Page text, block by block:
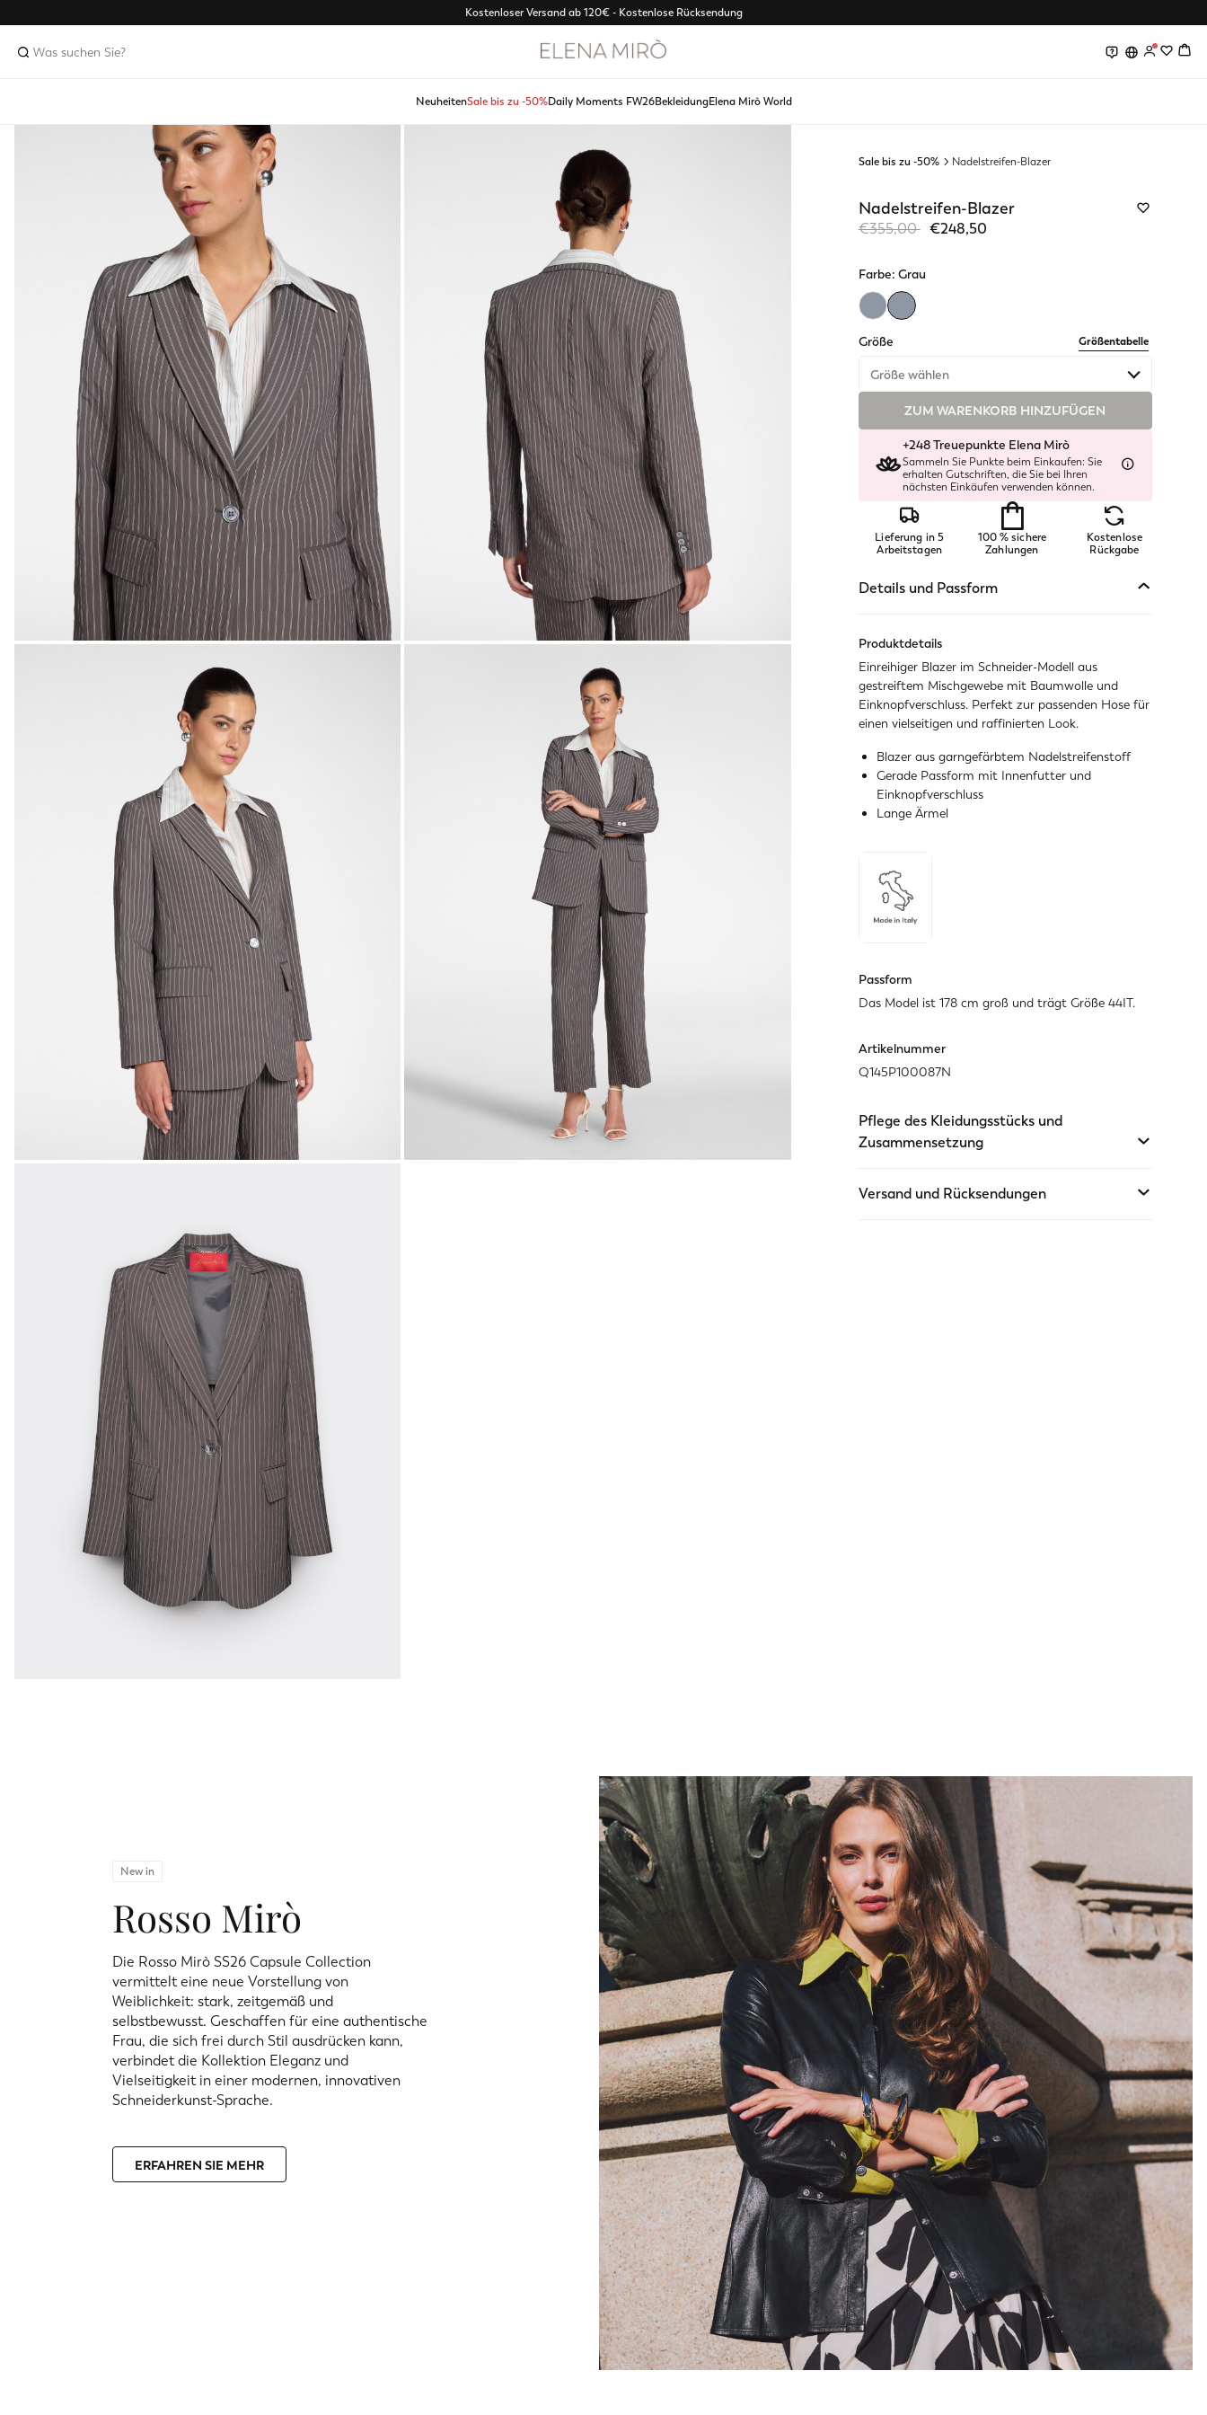
Kostenloser Versand ab 120€ - Kostenlose Rücksendung
0
NeuheitenSale bis zu -50%Daily Moments FW26BekleidungElena Mirò World
Sale bis zu -50% Nadelstreifen-Blazer
Nadelstreifen-Blazer
Price reduced from
€355,00to€248,50
Farbe: Grau
Größe
Größentabelle
Größe wählen
Nicht verfügbar
Verfügbar
Ähnliche Artikel anzeigen
Verfügbar
Verfügbar
Nicht verfügbar
Ähnliche Artikel anzeigen
Nicht verfügbar
Nicht verfügbar
ZUM WARENKORB HINZUFÜGEN
+248 Treuepunkte Elena Mirò
Sammeln Sie Punkte beim Einkaufen: Sie
erhalten Gutschriften, die Sie bei Ihren
nächsten Einkäufen verwenden können.
Lieferung in 5
Arbeitstagen
100 % sichere
Zahlungen
Kostenlose
Rückgabe
Details und Passform
Produktdetails
Einreihiger Blazer im Schneider-Modell aus
gestreiftem Mischgewebe mit Baumwolle und
Einknopfverschluss. Perfekt zur passenden Hose für
einen vielseitigen und raffinierten Look.
Blazer aus garngefärbtem Nadelstreifenstoff
Gerade Passform mit Innenfutter und
Einknopfverschluss
Lange Ärmel
Passform
Das Model ist 178 cm groß und trägt Größe 44IT.
Artikelnummer
Q145P100087N
Pflege des Kleidungsstücks und
Zusammensetzung
Versand und Rücksendungen
New in
Rosso Mirò
Die Rosso Mirò SS26 Capsule Collection
vermittelt eine neue Vorstellung von
Weiblichkeit: stark, zeitgemäß und
selbstbewusst. Geschaffen für eine authentische
Frau, die sich frei durch Stil ausdrücken kann,
verbindet die Kollektion Eleganz und
Vielseitigkeit in einer modernen, innovativen
Schneiderkunst-Sprache.
ERFAHREN SIE MEHR